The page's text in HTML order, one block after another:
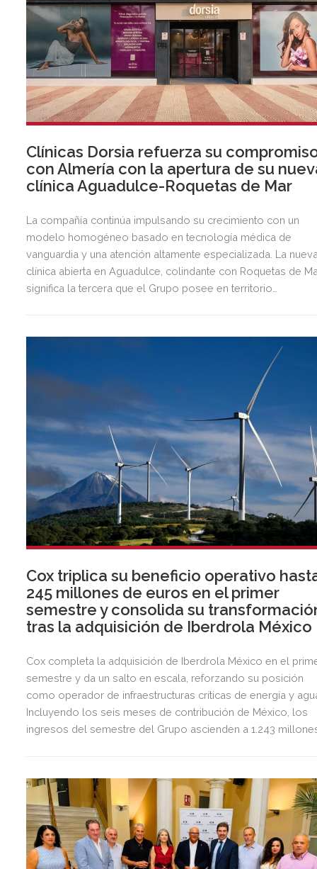
Clínicas Dorsia refuerza su
con Almería con la apertura de su
clínica Aguadulce-Roquetas de Mar
La compañía continúa impulsando su crecimiento con un
modelo homogéneo basado en tecnología médica de
vanguardia y una atención altamente especializada. La
clínica abierta en Aguadulce, colindante con Roquetas de
significa la tercera que el Grupo posee en territorio
Cox triplica su beneficio operativo
245 millones de euros en el primer
semestre y consolida su
tras la adquisición de Iberdrola México
Cox completa la adquisición de Iberdrola México en el
semestre y da un salto en escala, reforzando su posición
como operador de infraestructuras críticas de energía y
Incluyendo los seis meses de contribución de México, los
ingresos del semestre del Grupo ascienden a 1.243